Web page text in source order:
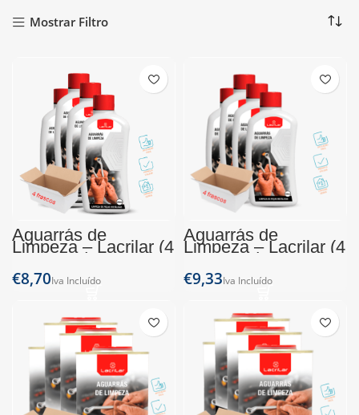
Mostrar Filtro
Aguarrás de
Limpeza – Lacrilar (4
Frascos de 250ml)
€
Aguarrás de
Limpeza – Lacrilar (4
Frascos de 500ml)
€